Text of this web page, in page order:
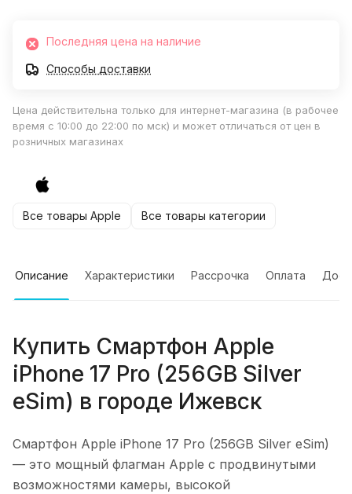
Последняя цена на наличие
Способы доставки
Цена действительна только для интернет-магазина (в рабочее
время с 10:00 до 22:00 по мск) и может отличаться от цен в
розничных магазинах
Все товары Apple Все товары категории
Описание Характеристики Рассрочка Оплата
Купить Смартфон Apple
iPhone 17 Pro (256GB Silver
eSim) в городе Ижевск
Смартфон Apple iPhone 17 Pro (256GB Silver eSim)
— это мощный флагман Apple с продвинутыми
возможностями камеры, высокой